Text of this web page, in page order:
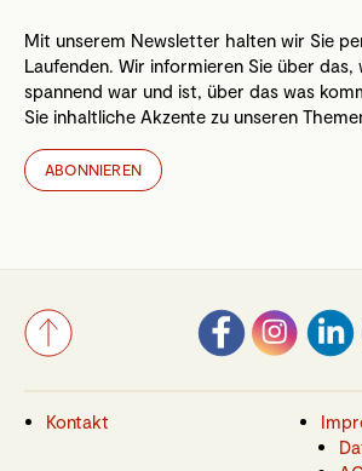
Mit unserem Newsletter halten wir Sie
Laufenden. Wir informieren Sie über das,
spannend war und ist, über das was
Sie inhaltliche Akzente zu unseren
ABONNIEREN
Kontakt